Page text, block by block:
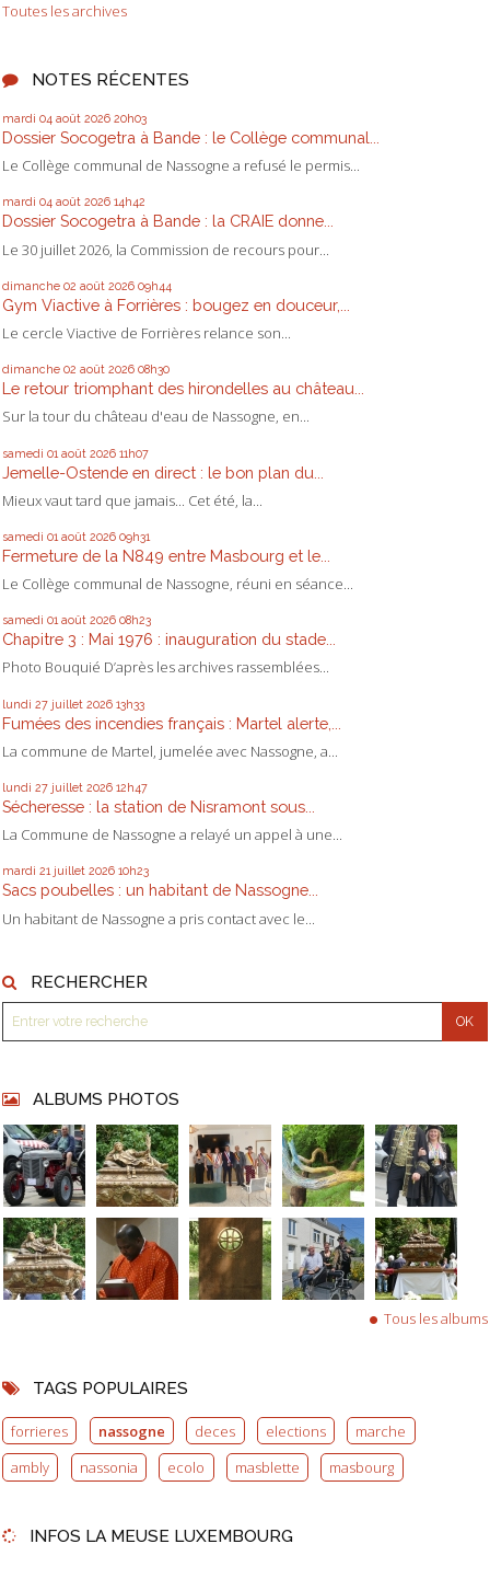
Toutes les archives
NOTES RÉCENTES
mardi 04 août 2026 20h03
Dossier Socogetra à Bande : le Collège communal...
Le Collège communal de Nassogne a refusé le permis...
mardi 04 août 2026 14h42
Dossier Socogetra à Bande : la CRAIE donne...
Le 30 juillet 2026, la Commission de recours pour...
dimanche 02 août 2026 09h44
Gym Viactive à Forrières : bougez en douceur,...
Le cercle Viactive de Forrières relance son...
dimanche 02 août 2026 08h30
Le retour triomphant des hirondelles au château...
Sur la tour du château d'eau de Nassogne, en...
samedi 01 août 2026 11h07
Jemelle-Ostende en direct : le bon plan du...
Mieux vaut tard que jamais... Cet été, la...
samedi 01 août 2026 09h31
Fermeture de la N849 entre Masbourg et le...
Le Collège communal de Nassogne, réuni en séance...
samedi 01 août 2026 08h23
Chapitre 3 : Mai 1976 : inauguration du stade...
Photo Bouquié D’après les archives rassemblées...
lundi 27 juillet 2026 13h33
Fumées des incendies français : Martel alerte,...
La commune de Martel, jumelée avec Nassogne, a...
lundi 27 juillet 2026 12h47
Sécheresse : la station de Nisramont sous...
La Commune de Nassogne a relayé un appel à une...
mardi 21 juillet 2026 10h23
Sacs poubelles : un habitant de Nassogne...
Un habitant de Nassogne a pris contact avec le...
RECHERCHER
ALBUMS PHOTOS
Tous les albums
TAGS POPULAIRES
forrieres nassogne deces elections
marche
ambly
nassonia ecolo masblette masbourg
INFOS LA MEUSE LUXEMBOURG